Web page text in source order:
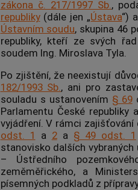
zákona č. 217/1997 Sb.,
republiky(dále jen „Ústava“) a
Ústavním soudu, skupina 46
republiky, kteří ze svých
soudem Ing. Miroslava Tyla.
Po zjištění, že neexistují
182/1993 Sb. , ani pro
souladu s ustanovením § 69
Parlamentu České republiky
vyjádření. V rámci
odst. 1
a 2a § 49 odst. 1
stanovisko dalších
– Ústředního
zeměměřického, a
písemných podkladů z